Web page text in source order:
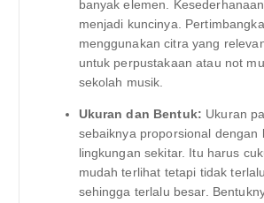
banyak elemen.
menjadi kuncinya.
menggunakan citra yang
untuk perpustakaan atau not
sekolah musik.
Ukuran dan Bentuk: Ukuran
sebaiknya proporsional dengan
lingkungan sekitar. Itu harus
mudah terlihat tetapi tidak
sehingga terlalu besar.